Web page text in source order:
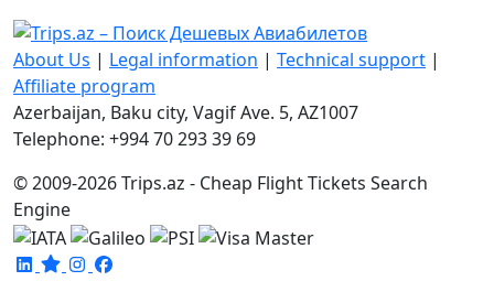
About Us | Legal information | Technical support |
Affiliate program
Azerbaijan, Baku city, Vagif Ave. 5, AZ1007
Telephone: +994 70 293 39 69
© 2009-2026 Trips.az - Cheap Flight Tickets Search
Engine